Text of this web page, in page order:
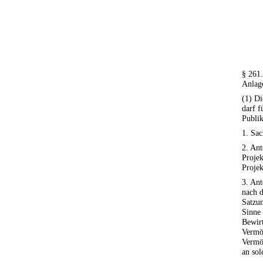
§
(1)
darf
1.
2.
3.
nach
an